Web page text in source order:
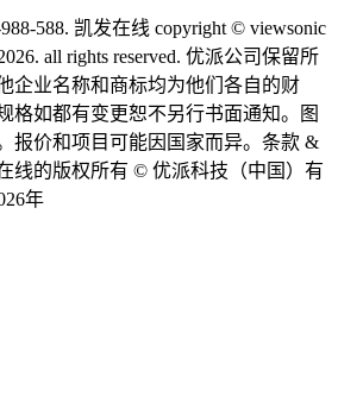
588. 凯发在线 copyright © viewsonic
all rights reserved. 优派公司保留所
企业名称和商标均为他们各自的财
格如都有变更恕不另行书面通知。图
报价和项目可能因国家而异。条款 &
线的版权所有 © 优派科技（中国）有
年